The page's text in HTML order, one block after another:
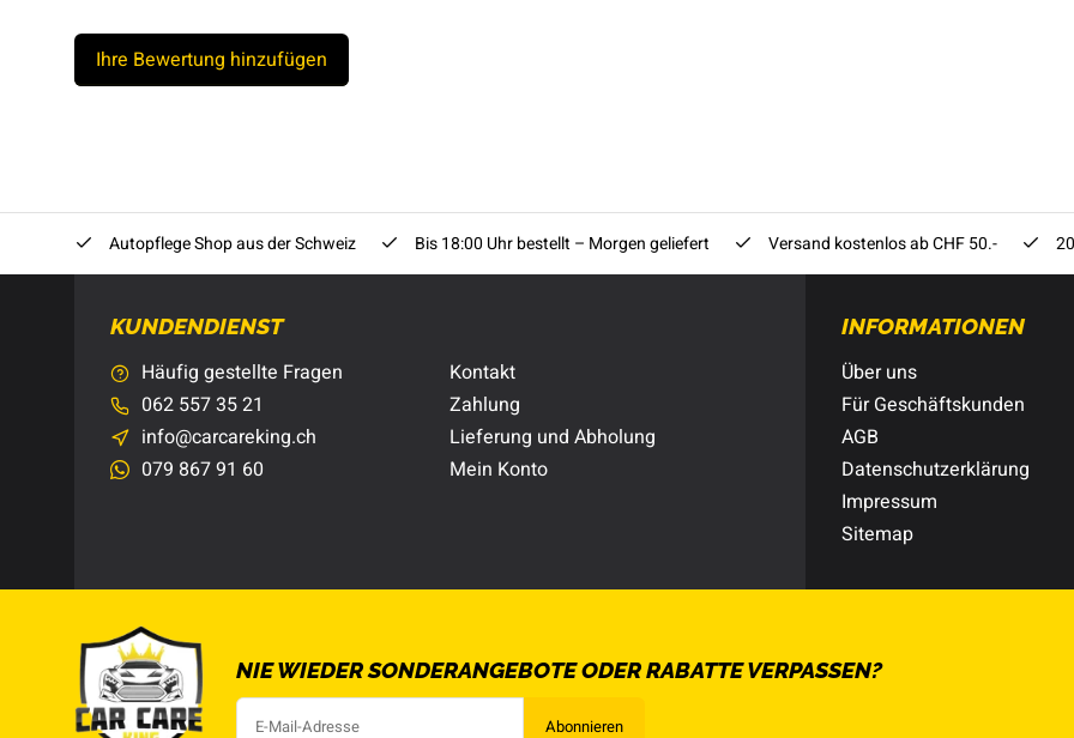
Ihre Bewertung hinzufügen
Autopflege Shop aus der Schweiz Bis 18:00 Uhr bestellt – Morgen geliefert Versand kostenlos ab CHF 50.-
KUNDENDIENST
Häufig gestellte Fragen
062 557 35 21
info@carcareking.ch
079 867 91 60
Kontakt
Zahlung
Lieferung und Abholung
Mein Konto
INFORMATIONEN
Über uns
Für Geschäftskunden
AGB
Datenschutzerklärung
Impressum
Sitemap
NIE WIEDER SONDERANGEBOTE ODER RABATTE VERPASSEN?
Abonnieren